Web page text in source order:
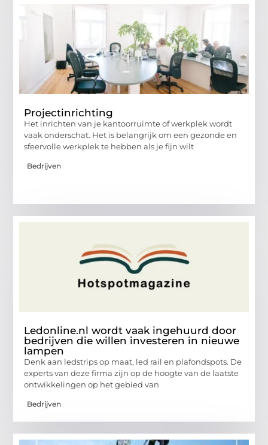
Projectinrichting
Het inrichten van je kantoorruimte of werkplek wordt
vaak onderschat. Het is belangrijk om een gezonde en
sfeervolle werkplek te hebben als je fijn wilt
Bedrijven
Ledonline.nl wordt vaak ingehuurd door
bedrijven die willen investeren in nieuwe
lampen
Denk aan ledstrips op maat, led rail en plafondspots. De
experts van deze firma zijn op de hoogte van de laatste
ontwikkelingen op het gebied van
Bedrijven